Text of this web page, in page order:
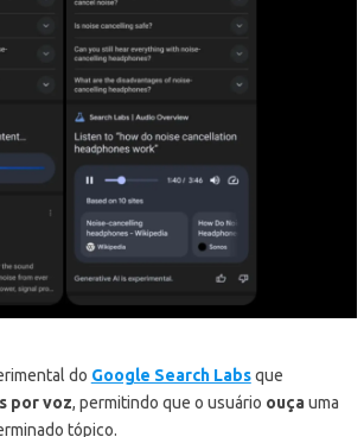
do Google Search Labsque
por voz, permitindo que o usuário ouçauma
tópico.